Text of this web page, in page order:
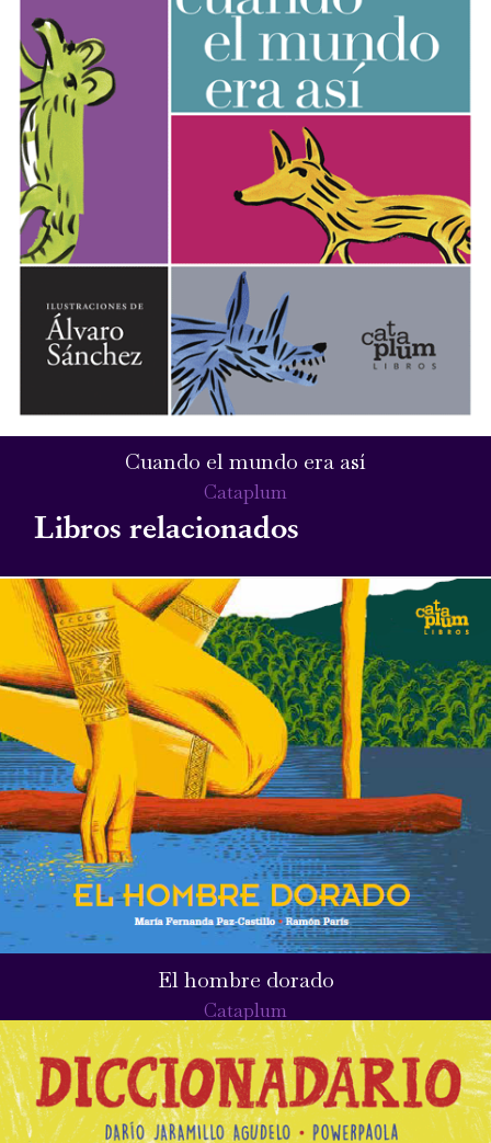
Cuando el mundo era así
Cataplum
Libros relacionados
El hombre dorado
Cataplum